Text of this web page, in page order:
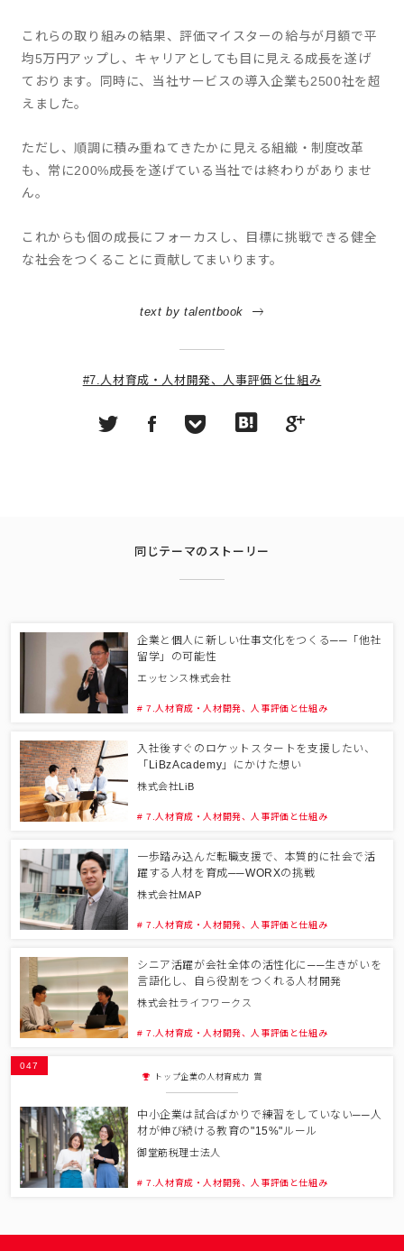
これらの取り組みの結果、評価マイスターの給与が月額で平
均5万円アップし、キャリアとしても目に見える成長を遂げ
ております。同時に、当社サービスの導入企業も2500社を超
えました。
ただし、順調に積み重ねてきたかに見える組織・制度改革
も、常に200%成長を遂げている当社では終わりがありませ
ん。
これからも個の成長にフォーカスし、目標に挑戦できる健全
な社会をつくることに貢献してまいります。
text by talentbook
#7.人材育成・人材開発、人事評価と仕組み
同じテーマのストーリー
企業と個人に新しい仕事文化をつくる──「他社
留学」の可能性
エッセンス株式会社
# 7.人材育成・人材開発、人事評価と仕組み
入社後すぐのロケットスタートを支援したい、
「LiBzAcademy」にかけた想い
株式会社LiB
# 7.人材育成・人材開発、人事評価と仕組み
一歩踏み込んだ転職支援で、本質的に社会で活
躍する人材を育成──WORXの挑戦
株式会社MAP
# 7.人材育成・人材開発、人事評価と仕組み
シニア活躍が会社全体の活性化に──生きがいを
言語化し、自ら役割をつくれる人材開発
株式会社ライフワークス
# 7.人材育成・人材開発、人事評価と仕組み
047
トップ企業の人材育成力 賞
中小企業は試合ばかりで練習をしていない──人
材が伸び続ける教育の"15%"ルール
御堂筋税理士法人
# 7.人材育成・人材開発、人事評価と仕組み